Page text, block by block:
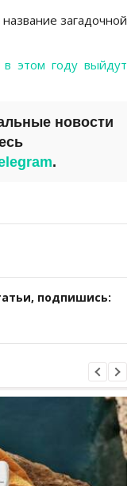
загадочной
в этом году выйдут
новости
.
подпишись: